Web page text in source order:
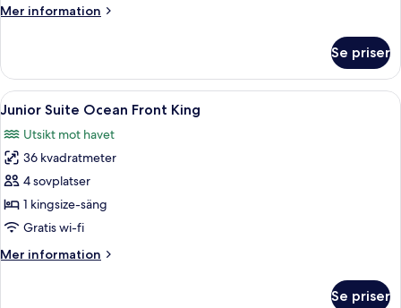
Double
Mer information
Mer
Suite
Ocean
Front
Se priser
Öppna
alla
foton
för
Junior
Suite
Ocean
King
Ett hotellrum med en säng, en
4
Junior Suite Ocean Front King
Utsikt mot havet
36 kvadratmeter
4 sovplatser
1 kingsize-säng
Gratis wi-fi
Mer information
Mer
Se priser